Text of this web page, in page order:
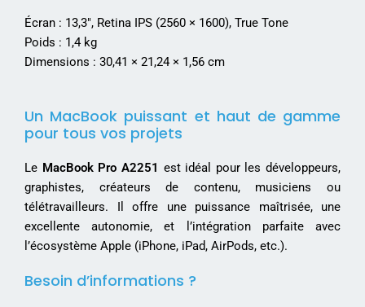
Écran : 13,3″, Retina IPS (2560 × 1600), True Tone
Poids : 1,4 kg
Dimensions : 30,41 × 21,24 × 1,56 cm
Un MacBook puissant et haut de gamme
pour tous vos projets
Le MacBook Pro A2251 est idéal pour les développeurs,
graphistes, créateurs de contenu, musiciens ou
télétravailleurs. Il offre une puissance maîtrisée, une
excellente autonomie, et l’intégration parfaite avec
l’écosystème Apple (iPhone, iPad, AirPods, etc.).
Besoin d’informations ?